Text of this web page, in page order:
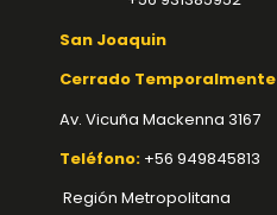
San Joaquin
Cerrado Temporalmente
Av. Vicuña Mackenna 3167
Teléfono: +56 949845813
Región Metropolitana